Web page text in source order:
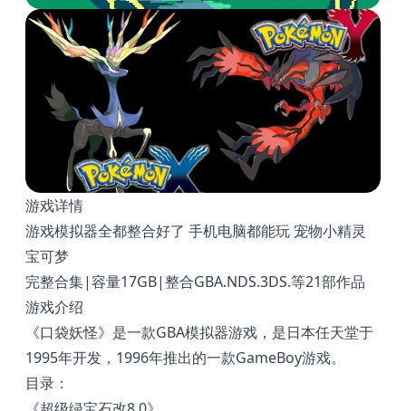
游戏详情
游戏模拟器全都整合好了 手机电脑都能玩 宠物小精灵
宝可梦
完整合集|容量17GB|整合GBA.NDS.3DS.等21部作品
游戏介绍
《口袋妖怪》是一款GBA模拟器游戏，是日本任天堂于
1995年开发，1996年推出的一款GameBoy游戏。
目录：